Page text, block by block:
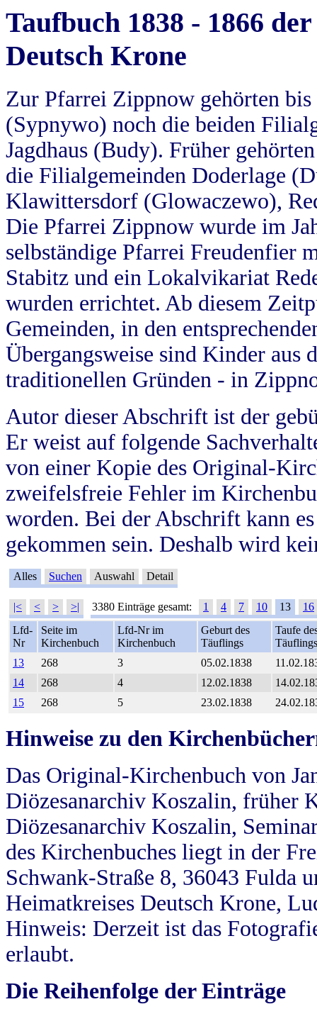
Taufbuch 1838 - 1866
Deutsch Krone
Zur Pfarrei Zippnow gehörten
(Sypnywo) noch die beiden
Jagdhaus (Budy). Früher
die Filialgemeinden Doderlage
Klawittersdorf (Glowaczewo),
Die Pfarrei Zippnow wurde im
selbständige Pfarrei Freudenfier
Stabitz und ein Lokalvikariat
wurden errichtet. Ab diesem
Gemeinden, in den
Übergangsweise sind Kinder aus
traditionellen Gründen - in
Autor dieser Abschrift ist der
Er weist auf folgende
von einer Kopie des Original-
zweifelsfreie Fehler im
worden. Bei der Abschrift kann
gekommen sein. Deshalb wird
Alles Suchen Auswahl Detail
|< < > >| 3380 Einträge gesamt: 1 4 7 10 13
16
Lfd-
Nr
Seite im
Kirchenbuch
Lfd-Nr im
Kirchenbuch
Geburt des
Täuflings
Taufe
Täuflings
13
268 3 05.02.1838
14
268 4 12.02.1838
15
268 5 23.02.1838
Hinweise zu den
Das Original-Kirchenbuch von
Diözesanarchiv Koszalin, früher
Diözesanarchiv Koszalin,
des Kirchenbuches liegt in der
Schwank-Straße 8, 36043 Fulda
Heimatkreises Deutsch Krone,
Hinweis: Derzeit ist das
erlaubt.
Die Reihenfolge der Einträge